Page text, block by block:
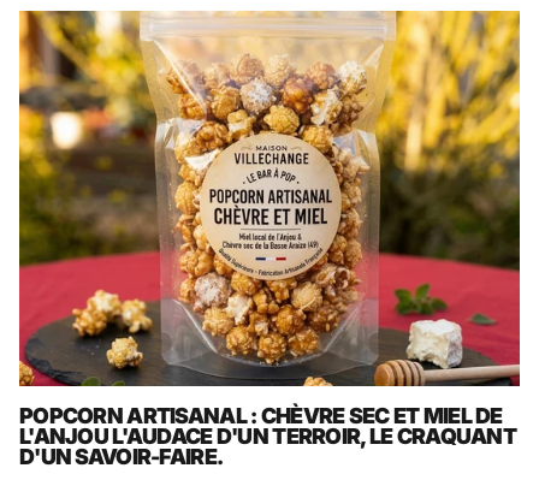
POPCORN ARTISANAL : CHÈVRE SEC ET MIEL DE
L'ANJOU L'AUDACE D'UN TERROIR, LE CRAQUANT
D'UN SAVOIR-FAIRE.